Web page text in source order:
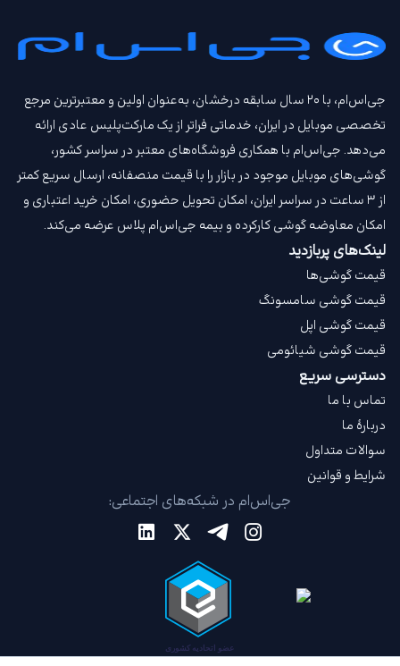
جی‌اس‌ام، با ۲۰ سال سابقه درخشان، به‌عنوان اولین و معتبرترین مرجع
تخصصی موبایل در ایران، خدماتی فراتر از یک مارکت‌پلیس عادی ارائه
می‌دهد. جی‌اس‌ام با همکاری فروشگاه‌های معتبر در سراسر کشور،
گوشی‌های موبایل موجود در بازار را با قیمت‌ منصفانه، ارسال سریع کمتر
از ۳ ساعت در سراسر ایران، امکان تحویل حضوری، امکان خرید اعتباری و
امکان معاوضه گوشی کارکرده و بیمه جی‌اس‌ام‌ پلاس عرضه می‌کند.
لینک‌های پربازدید
قیمت گوشی‌ها
قیمت گوشی سامسونگ
قیمت گوشی اپل
قیمت گوشی شیائومی
دسترسی سریع
تماس با ما
دربارهٔ ما
سوالات متداول
شرایط و قوانین
جی‌اس‌ام در شبکه‌های اجتماعی: